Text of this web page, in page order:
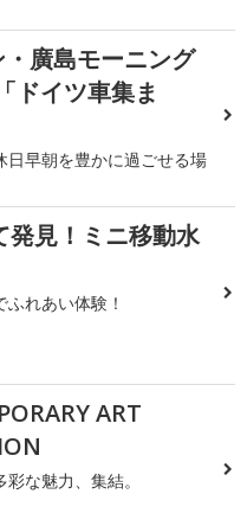
廣島モーニング
ドイツ車集ま
日早朝を豊かに過ごせる場
発見！ミニ移動水
れあい体験！
ART
な魅力、集結。